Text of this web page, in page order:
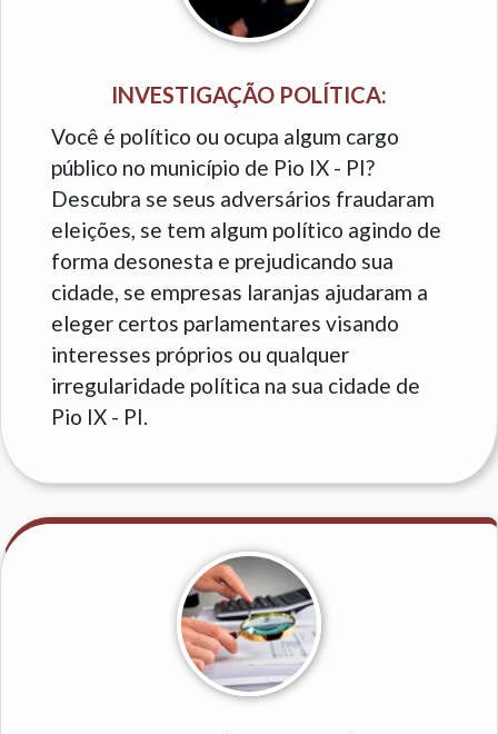
INVESTIGAÇÃO POLÍTICA:
Você é político ou ocupa algum cargo
público no município de Pio IX - PI?
Descubra se seus adversários fraudaram
eleições, se tem algum político agindo de
forma desonesta e prejudicando sua
cidade, se empresas laranjas ajudaram a
eleger certos parlamentares visando
interesses próprios ou qualquer
irregularidade política na sua cidade de
Pio IX - PI.